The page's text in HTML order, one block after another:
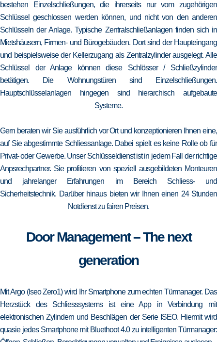
bestehen Einzelschließungen, die ihrerseits nur vom zugehörigen
Schlüssel geschlossen werden können, und nicht von den anderen
Schlüsseln der Anlage. Typische Zentralschließanlagen finden sich in
Mietshäusern, Firmen- und Bürogebäuden. Dort sind der Haupteingang
und beispielsweise der Kellerzugang als Zentralzylinder ausgelegt. Alle
Schlüssel der Anlage können diese Schlösser / Schließzylinder
betätigen. Die Wohnungstüren sind Einzelschließungen.
Hauptschlüsselanlagen hingegen sind hierarchisch aufgebaute
Systeme.
Gern beraten wir Sie ausführlich vor Ort und konzeptionieren Ihnen eine,
auf Sie abgestimmte Schliessanlage. Dabei spielt es keine Rolle ob für
Privat- oder Gewerbe. Unser Schlüsseldienst ist in jedem Fall der richtige
Anpsrechpartner. Sie profitieren von speziell ausgebildeten Monteuren
und jahrelanger Erfahrungen im Bereich Schliess- und
Sicherheitstechnik. Darüber hinaus bieten wir Ihnen einen 24 Stunden
Notdienst zu fairen Preisen.
Door Management – The next
generation
Mit Argo (Iseo Zero1) wird Ihr Smartphone zum echten Türmanager. Das
Herzstück des Schliesssystems ist eine App in Verbindung mit
elektronischen Zylindern und Beschlägen der Serie ISEO. Hiermit wird
quasie jedes Smartphone mit Bluethoot 4.0 zu intelligenten Türmanager: